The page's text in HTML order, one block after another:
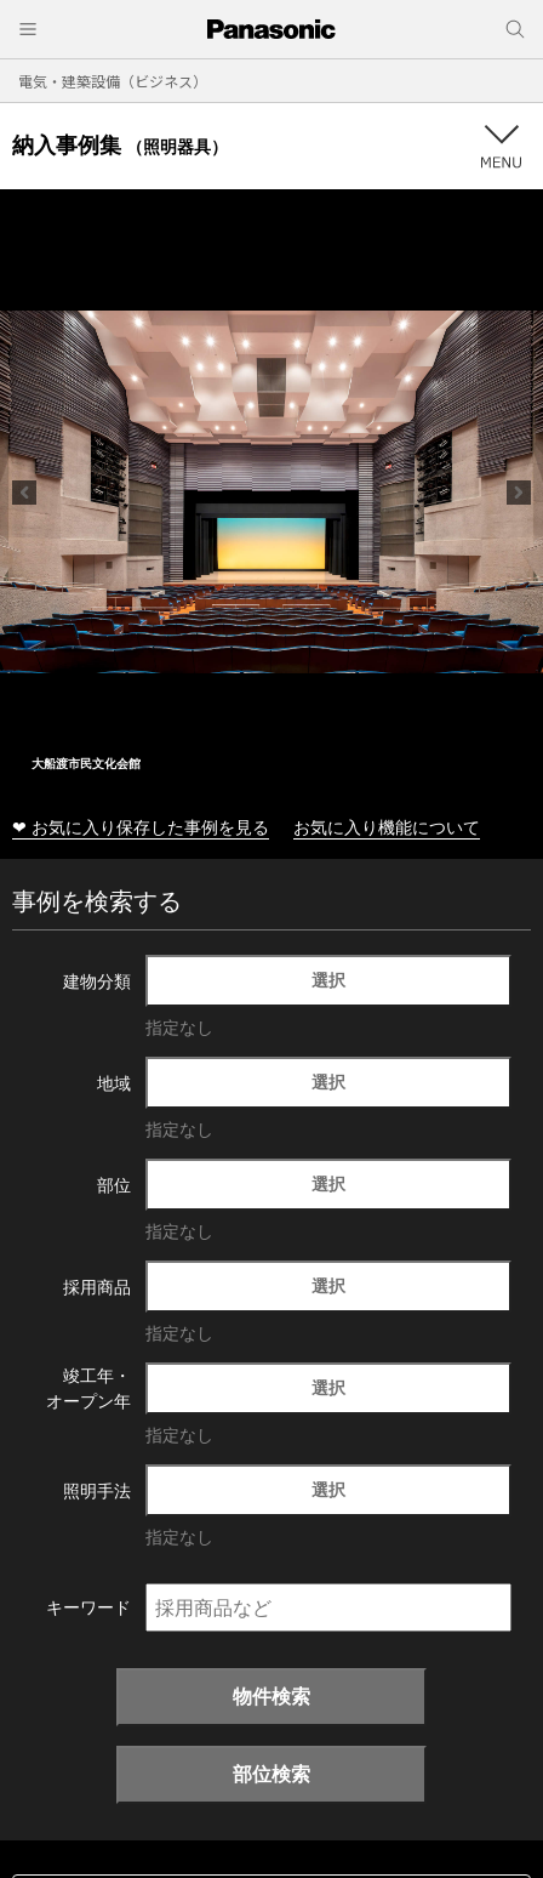
電気・建築設備（ビジネス）
納入事例集 （照明器具）
大船渡市民文化会館
❤ お気に入り保存した事例を見る お気に入り機能について
事例を検索する
建物分類 選択
指定なし
地域 選択
指定なし
部位 選択
指定なし
採用商品 選択
指定なし
竣工年・
オープン年
選択
指定なし
照明手法 選択
指定なし
キーワード
物件検索
部位検索